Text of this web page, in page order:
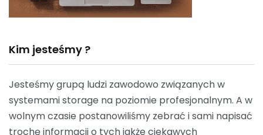
Kim jesteśmy ?
Jesteśmy grupą ludzi zawodowo związanych w
systemami storage na poziomie profesjonalnym. A w
wolnym czasie postanowiliśmy zebrać i sami napisać
trochę informacji o tych jakże ciekawych